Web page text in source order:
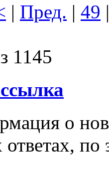
| Пред. | 49
1145
о
по